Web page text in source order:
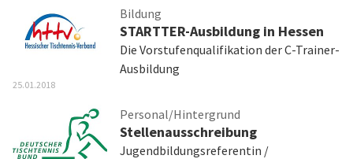
Bildung
STARTTER-Ausbildung in Hessen
Die Vorstufenqualifikation der C-Trainer-
Ausbildung
25.01.2018
Personal/Hintergrund
Stellenausschreibung
Jugendbildungsreferentin /